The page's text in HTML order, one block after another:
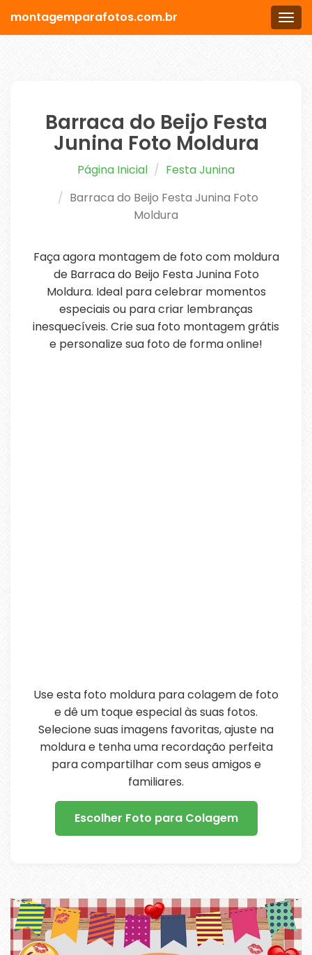
Menu
montagemparafotos.com.br
Barraca do Beijo Festa
Junina Foto Moldura
Página Inicial
Festa Junina
Barraca do Beijo Festa Junina Foto
Moldura
Faça agora montagem de foto com moldura
de Barraca do Beijo Festa Junina Foto
Moldura. Ideal para celebrar momentos
especiais ou para criar lembranças
inesquecíveis. Crie sua foto montagem grátis
e personalize sua foto de forma online!
Use esta foto moldura para colagem de foto
e dê um toque especial às suas fotos.
Selecione suas imagens favoritas, ajuste na
moldura e tenha uma recordação perfeita
para compartilhar com seus amigos e
familiares.
Escolher Foto para Colagem